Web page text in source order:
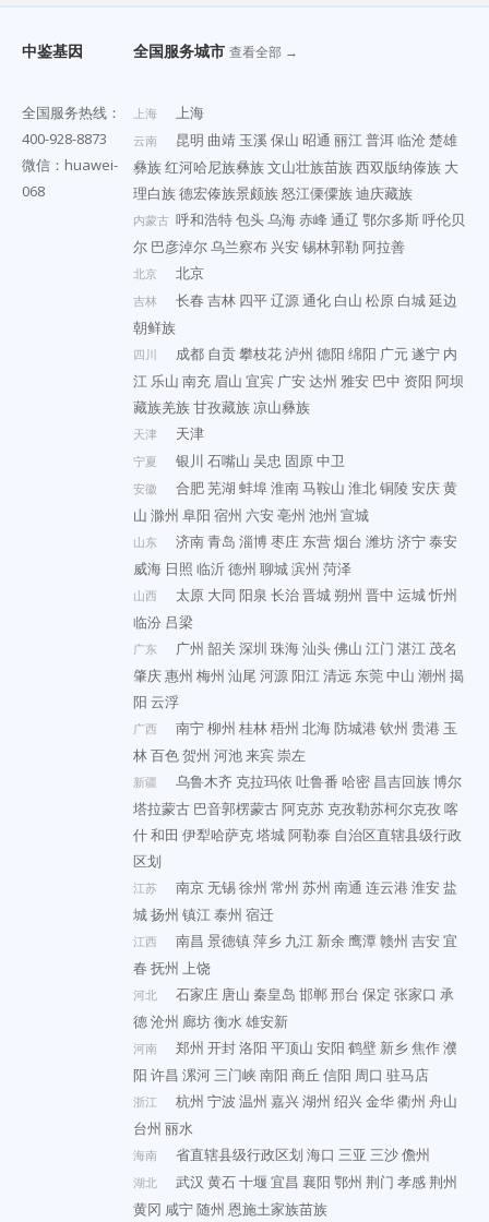
中鉴基因
全国服务热线：
400-928-8873
微信：huawei-
068
全国服务城市 查看全部 →
上海 上海
云南 昆明 曲靖 玉溪保山 昭通 丽江普洱临沧楚雄
彝族红河哈尼族彝族文山壮族苗族西双版纳傣族 大
理白族德宏傣族景颇族怒江傈僳族迪庆藏族
内蒙古 呼和浩特包头乌海赤峰通辽 鄂尔多斯呼伦贝
尔 巴彦淖尔乌兰察布 兴安锡林郭勒 阿拉善
北京 北京
吉林 长春 吉林 四平辽源通化 白山 松原 白城延边
朝鲜族
四川 成都 自贡攀枝花泸州 德阳 绵阳 广元遂宁 内
江 乐山 南充 眉山 宜宾 广安达州 雅安 巴中 资阳 阿坝
藏族羌族甘孜藏族凉山彝族
天津 天津
宁夏 银川 石嘴山 吴忠 固原中卫
安徽 合肥芜湖 蚌埠淮南马鞍山 淮北铜陵 安庆黄
山 滁州 阜阳 宿州 六安亳州 池州 宣城
山东 济南青岛 淄博枣庄 东营烟台 潍坊济宁泰安
威海 日照 临沂德州 聊城滨州 菏泽
山西 太原 大同 阳泉 长治晋城朔州 晋中 运城忻州
临汾 吕梁
广东 广州 韶关 深圳 珠海汕头佛山 江门 湛江 茂名
肇庆惠州 梅州 汕尾 河源阳江清远 东莞中山 潮州 揭
阳 云浮
广西 南宁柳州 桂林梧州 北海防城港钦州 贵港 玉
林百色贺州 河池来宾崇左
新疆 乌鲁木齐 克拉玛依 吐鲁番 哈密 昌吉回族博尔
塔拉蒙古 巴音郭楞蒙古阿克苏 克孜勒苏柯尔克孜喀
什和田 伊犁哈萨克塔城阿勒泰 自治区直辖县级行政
区划
江苏 南京无锡徐州 常州 苏州 南通 连云港淮安盐
城扬州 镇江泰州 宿迁
江西 南昌 景德镇萍乡 九江 新余鹰潭赣州 吉安宜
春 抚州 上饶
河北 石家庄 唐山 秦皇岛 邯郸邢台 保定 张家口 承
德沧州 廊坊衡水雄安新
河南 郑州 开封洛阳 平顶山 安阳 鹤壁 新乡焦作濮
阳 许昌 漯河三门峡南阳 商丘 信阳 周口 驻马店
浙江 杭州 宁波 温州 嘉兴湖州 绍兴金华衢州 舟山
台州 丽水
海南 省直辖县级行政区划 海口 三亚 三沙儋州
湖北 武汉 黄石十堰 宜昌 襄阳 鄂州 荆门 孝感荆州
黄冈 咸宁随州 恩施土家族苗族